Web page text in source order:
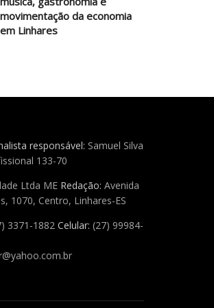
movimentação da economia
em Linhares
responsável: Samuel Silva
133-70
Ltda ME Redação: Avenida
1070, Centro, Linhares-ES
3371-1882 Celular: (27) 99984-